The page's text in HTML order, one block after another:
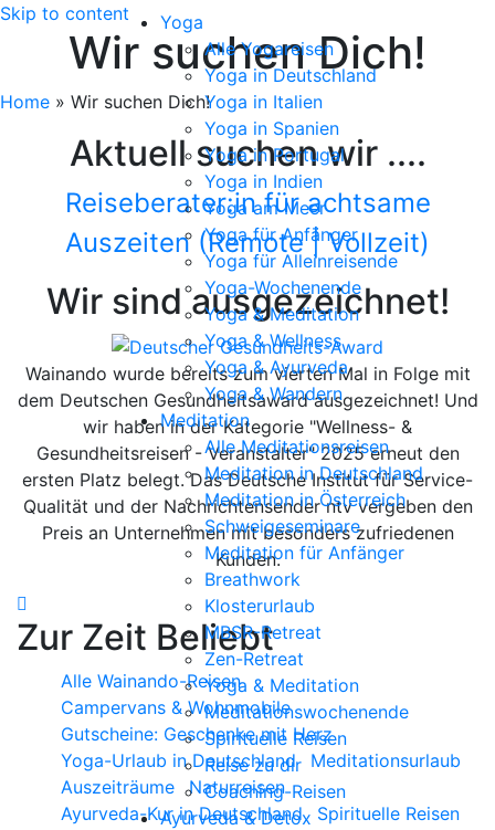
Skip to content
Yoga
Alle Yogareisen
Yoga in Deutschland
Yoga in Italien
Yoga in Spanien
Yoga in Portugal
Yoga in Indien
Yoga am Meer
Yoga für Anfänger
Yoga für Alleinreisende
Yoga-Wochenende
Yoga & Meditation
Yoga & Wellness
Yoga & Ayurveda
Yoga & Wandern
Meditation
Alle Meditationsreisen
Meditation in Deutschland
Meditation in Österreich
Schweigeseminare
Meditation für Anfänger
Breathwork
Klosterurlaub
MBSR-Retreat
Zen-Retreat
Yoga & Meditation
Meditationswochenende
Spirituelle Reisen
Reise zu dir
Coaching-Reisen
Ayurveda & Detox
Wir suchen Dich!
Home » Wir suchen Dich!
Aktuell suchen wir ....
Reiseberater:in für achtsame
Auszeiten (Remote | Vollzeit)
Wir sind ausgezeichnet!
Wainando wurde bereits zum vierten Mal in Folge mit
dem Deutschen Gesundheitsaward ausgezeichnet! Und
wir haben in der Kategorie "Wellness- &
Gesundheitsreisen - Veranstalter" 2025 erneut den
ersten Platz belegt. Das Deutsche Institut für Service-
Qualität und der Nachrichtensender ntv vergeben den
Preis an Unternehmen mit besonders zufriedenen
Kunden.
Zur Zeit Beliebt
Alle Wainando-Reisen
Campervans & Wohnmobile
Gutscheine: Geschenke mit Herz
Yoga-Urlaub in Deutschland
Meditationsurlaub
Auszeiträume
Naturreisen
Ayurveda-Kur in Deutschland
Spirituelle Reisen